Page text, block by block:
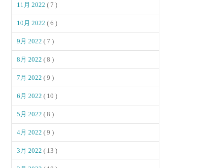
11月 2022( 7 )
10月 2022( 6 )
9月 2022( 7 )
8月 2022( 8 )
7月 2022( 9 )
6月 2022( 10 )
5月 2022( 8 )
4月 2022( 9 )
3月 2022( 13 )